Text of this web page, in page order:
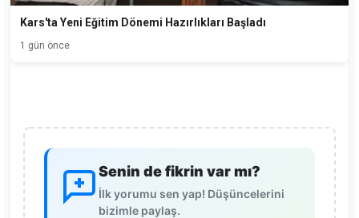
Kars'ta Yeni Eğitim Dönemi Hazırlıkları Başladı
1 gün önce
Senin de fikrin var mı?
İlk yorumu sen yap! Düşüncelerini
bizimle paylaş.